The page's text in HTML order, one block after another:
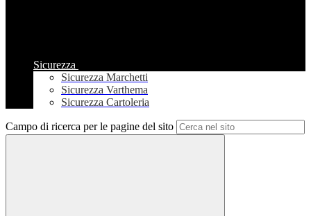
Sicurezza
Sicurezza Marchetti
Sicurezza Varthema
Sicurezza Cartoleria
Campo di ricerca per le pagine del sito